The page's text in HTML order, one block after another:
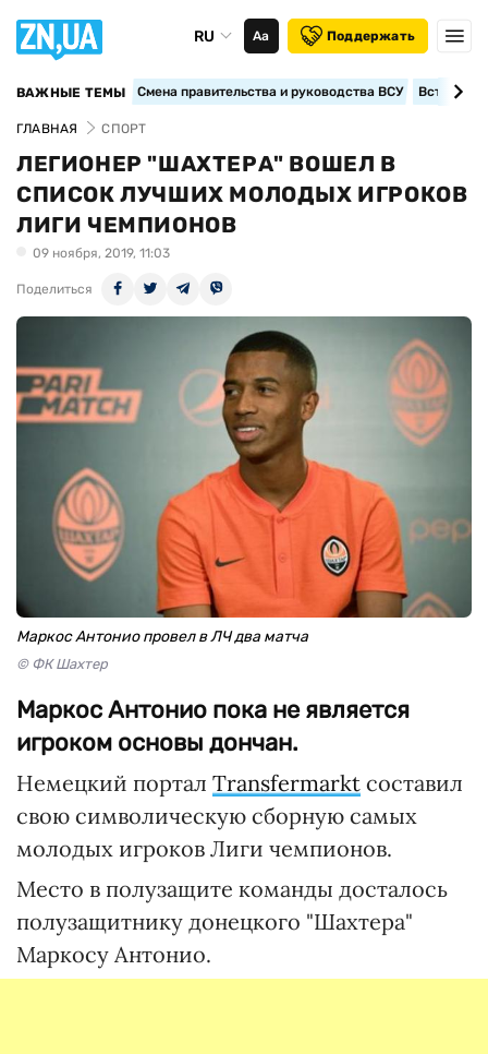
RU Аа Поддержать
ВАЖНЫЕ ТЕМЫ Смена правительства и руководства ВСУ
ГЛАВНАЯ СПОРТ
ЛЕГИОНЕР "ШАХТЕРА" ВОШЕЛ В
СПИСОК ЛУЧШИХ МОЛОДЫХ ИГРОКОВ
ЛИГИ ЧЕМПИОНОВ
09 ноября, 2019, 11:03
Поделиться
Маркос Антонио провел в ЛЧ два матча
© ФК Шахтер
Маркос Антонио пока не является
игроком основы дончан.
Немецкий портал Transfermarkt составил
свою символическую сборную самых
молодых игроков Лиги чемпионов.
Место в полузащите команды досталось
полузащитнику донецкого "Шахтера"
Маркосу Антонио.